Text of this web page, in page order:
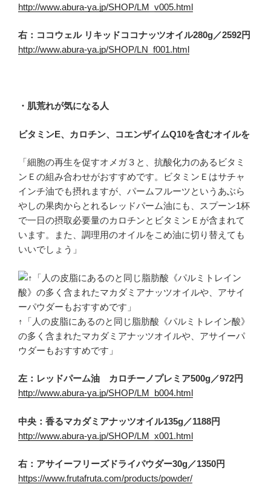
http://www.abura-ya.jp/SHOP/LM_v005.html
右：ココウェル リキッドココナッツオイル280g／2592円
http://www.abura-ya.jp/SHOP/LN_f001.html
・肌荒れが気になる人
ビタミンE、カロチン、コエンザイムQ10を含むオイルを
「細胞の再生を促すオメガ３と、抗酸化力のあるビタミ
ンＥの組み合わせがおすすめです。ビタミンＥはサチャ
インチ油でも摂れますが、パームフルーツというあぶら
やしの果肉からとれるレッドパーム油にも、スプーン1杯
で一日の摂取必要量のカロチンとビタミンＥが含まれて
います。また、調理用のオイルをこめ油に切り替えても
いいでしょう」
↑「人の皮脂にあるのと同じ脂肪酸《パルミトレイン酸》
の多く含まれたマカダミアナッツオイルや、アサイーパ
ウダーもおすすめです」
左：レッドパーム油 カロチーノプレミア500g／972円
http://www.abura-ya.jp/SHOP/LM_b004.html
中央：香るマカダミアナッツオイル135g／1188円
http://www.abura-ya.jp/SHOP/LM_x001.html
右：アサイーフリーズドライパウダー30g／1350円
https://www.frutafruta.com/products/powder/